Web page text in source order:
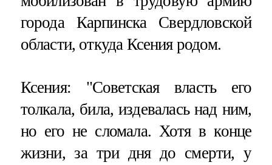
города Карпинска Свердловской
области, откуда Ксения родом.
Ксения: "Советская власть его
толкала, била, издевалась над ним,
но его не сломала. Хотя в конце
жизни, за три дня до смерти, у